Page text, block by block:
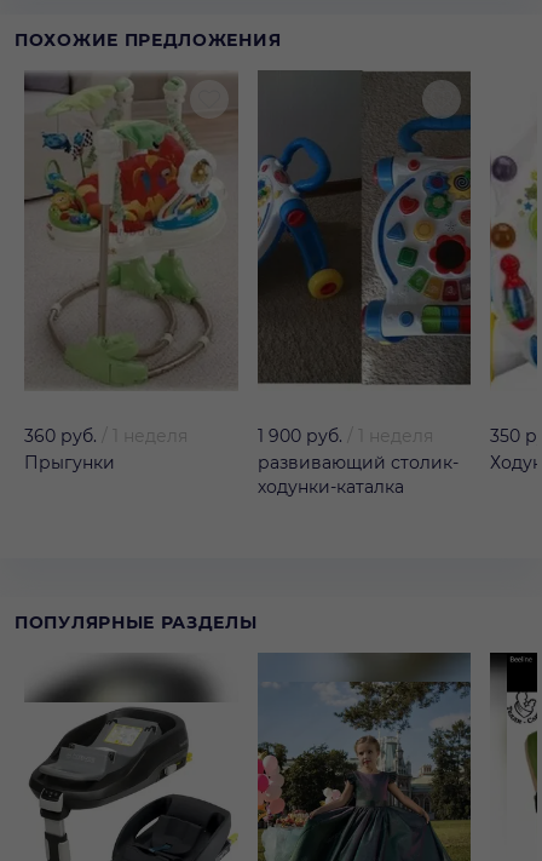
ПОХОЖИЕ ПРЕДЛОЖЕНИЯ
360 руб.
1 неделя
Прыгунки
1 900 руб.
1 неделя
развивающий столик-
ходунки-каталка
350
ПОПУЛЯРНЫЕ РАЗДЕЛЫ